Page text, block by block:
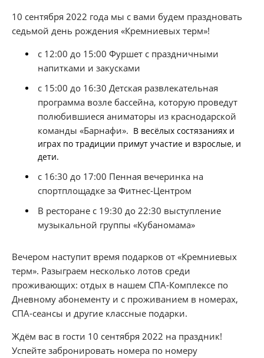
10 сентября 2022 года мы с вами будем праздновать
седьмой день рождения «Кремниевых терм»!
с 12:00 до 15:00 Фуршет с праздничными
напитками и закусками
с 15:00 до 16:30 Детская развлекательная
программа возле бассейна, которую проведут
полюбившиеся аниматоры из краснодарской
команды «Барнафи». В весёлых состязаниях и
играх по традиции примут участие и взрослые, и
дети.
с 16:30 до 17:00 Пенная вечеринка на
спортплощадке за Фитнес-Центром
В ресторане с 19:30 до 22:30 выступление
музыкальной группы «Кубаномама»
Вечером наступит время подарков от «Кремниевых
терм». Разыграем несколько лотов среди
проживающих: отдых в нашем СПА-Комплексе по
Дневному абонементу и с проживанием в номерах,
СПА-сеансы и другие классные подарки.
Ждём вас в гости 10 сентября 2022 на праздник!
Успейте забронировать номера по номеру